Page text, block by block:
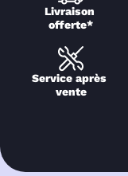
Livraison
offerte*
Service après
vente